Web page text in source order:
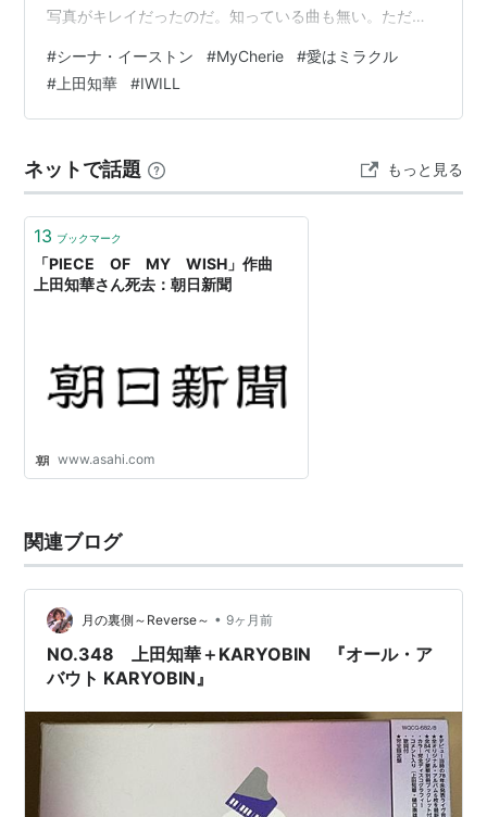
写真がキレイだったのだ。知っている曲も無い。ただ漠
イメージのみで。 実際聴き始めてみると、BGMとして流
していて邪魔になる感じではない曲が次から次へと。た
だことさらパソコンに取り込んでお気に入りとしてスマ
ストの曲「The Miracle Of Love 」（邦題「愛はミラク
ル」）に到達。 …
#シーナ・イーストン #MyCherie #愛はミラクル
# 上田知華 #IWILL
ネットで話題 もっと見る
13 ブックマーク
「PIECE OF MY WISH」作曲
上田知華さん死去：朝日新聞
www.asahi.com
関連ブログ
月の裏側～Reverse～ • 9ヶ月前
NO.348 上田知華＋KARYOBIN 『オール・ア
バウト KARYOBIN』